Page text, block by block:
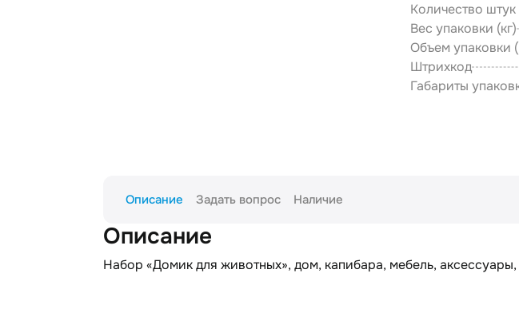
Количество штук
Вес упаковки (кг)
Объем упаковки
Штрихкод
Габариты
Описание Задать вопрос Наличие
Описание
Набор «Домик для животных», дом, капибара, мебель,